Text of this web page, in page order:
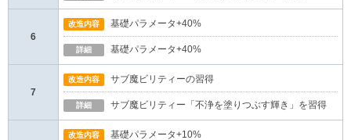
6
改造内容 基礎パラメータ+40%
詳細 基礎パラメータ+40%
7
改造内容 サブ魔ビリティーの習得
詳細 サブ魔ビリティー「不浄を塗りつぶす輝き」を習得
改造内容 基礎パラメータ+10%